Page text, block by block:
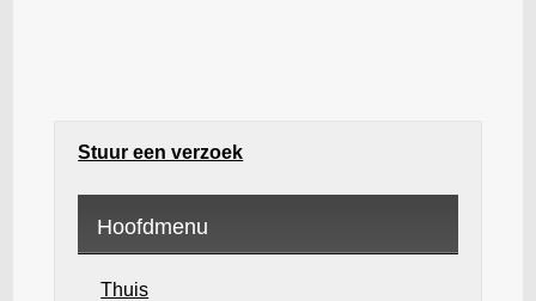
Stuur een verzoek
Hoofdmenu
Thuis